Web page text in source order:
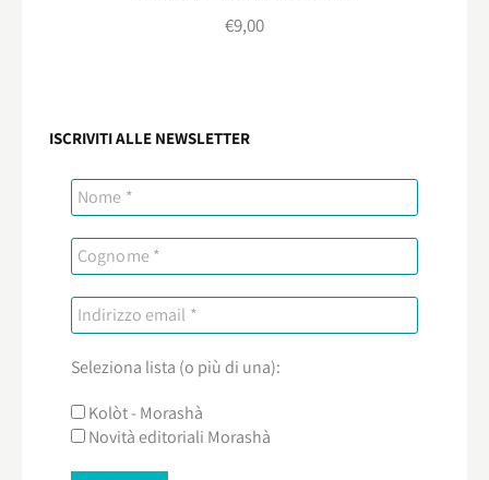
€9,00
ISCRIVITI ALLE NEWSLETTER
Seleziona lista (o più di una):
Kolòt - Morashà
Novità editoriali Morashà